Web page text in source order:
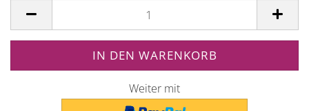
Weiter mit